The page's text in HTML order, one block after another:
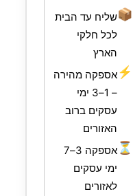
📦שליח עד הבית
לכל חלקי
הארץ
⚡אספקה מהירה
– 1–3 ימי
עסקים ברוב
האזורים
⏳
אספקה 3–7
ימי עסקים
לאזורים